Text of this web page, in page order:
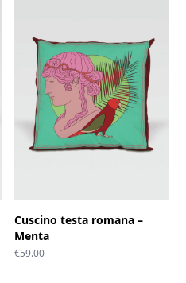
Cuscino testa romana –
Menta
€59.00